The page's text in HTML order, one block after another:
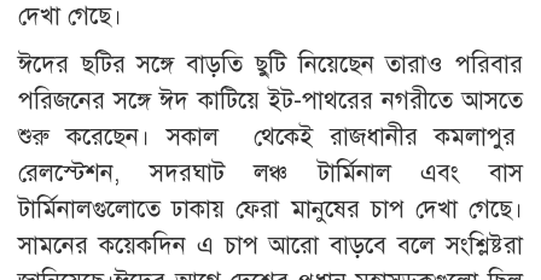
দেখা গেছে।
ঈদের ছটির সঙ্গে বাড়তি ছুটি নিয়েছেন তারাও পরিবার
পরিজনের সঙ্গে ঈদ কাটিয়ে ইট-পাথরের নগরীতে আসতে
শুরু করেছেন। সকাল থেকেই রাজধানীর কমলাপুর
রেলস্টেশন, সদরঘাট লঞ্চ টার্মিনাল এবং বাস
টার্মিনালগুলোতে ঢাকায় ফেরা মানুষের চাপ দেখা গেছে।
সামনের কয়েকদিন এ চাপ আরো বাড়বে বলে সংশ্লিষ্টরা